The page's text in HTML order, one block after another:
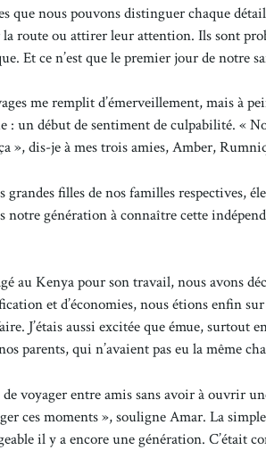
que nous pouvons distinguer chaque
la route ou attirer leur attention. Ils sont
Et ce n’est que le premier jour de notre
me remplit d’émerveillement, mais à
: un début de sentiment de culpabilité. «
», dis-je à mes trois amies, Amber,
grandes filles de nos familles respectives,
notre génération à connaître cette
au Kenya pour son travail, nous avons
et d’économies, nous étions enfin
J’étais aussi excitée que émue, surtout
parents, qui n’avaient pas eu la même
de voyager entre amis sans avoir à ouvrir
ces moments », souligne Amar. La
il y a encore une génération. C’était